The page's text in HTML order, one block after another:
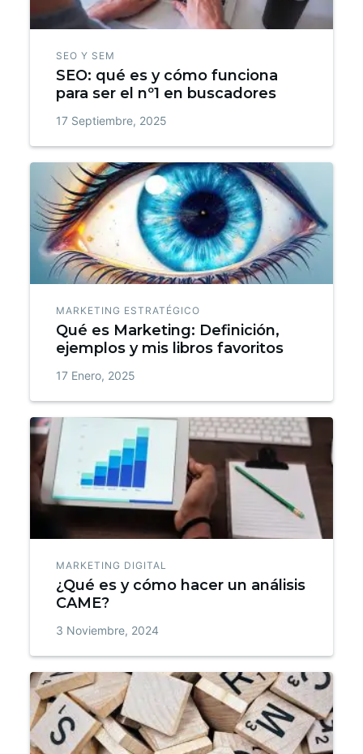
SEO Y SEM
SEO: qué es y cómo funciona
para ser el nº1 en buscadores
17 Septiembre, 2025
MARKETING ESTRATÉGICO
Qué es Marketing: Definición,
ejemplos y mis libros favoritos
17 Enero, 2025
MARKETING DIGITAL
¿Qué es y cómo hacer un análisis
CAME?
3 Noviembre, 2024